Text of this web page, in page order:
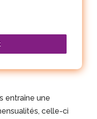
entraîne une
celle-ci